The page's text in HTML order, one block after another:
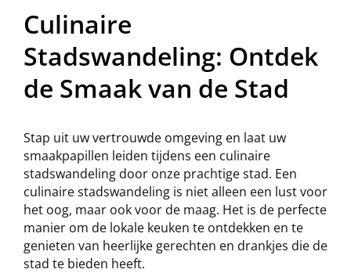
Culinaire
Stadswandeling: Ontdek
de Smaak van de Stad
Stap uit uw vertrouwde omgeving en laat uw
smaakpapillen leiden tijdens een culinaire
stadswandeling door onze prachtige stad. Een
culinaire stadswandeling is niet alleen een lust voor
het oog, maar ook voor de maag. Het is de perfecte
manier om de lokale keuken te ontdekken en te
genieten van heerlijke gerechten en drankjes die de
stad te bieden heeft.